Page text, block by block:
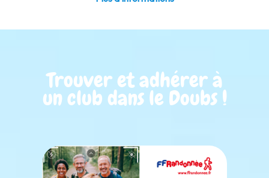
Trouver et adhérer à
un club dans le Doubs !